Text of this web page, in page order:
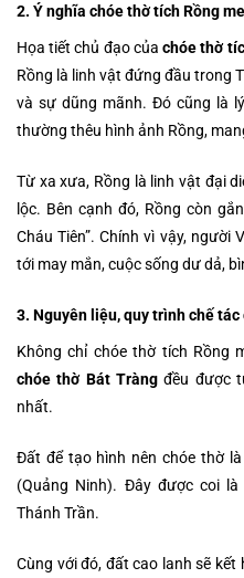
2. Ý nghĩa chóe thờ tích Rồng
Họa tiết chủ đạo củachóe thờ
Rồng là linh vật đứng đầu trong
và sự dũng mãnh. Đó cũng là
thường thêu hình ảnh Rồng,
Từ xa xưa, Rồng là linh vật đại
lộc. Bên cạnh đó, Rồng còn
Cháu Tiên”. Chính vì vậy, người
tới may mắn, cuộc sống dư dả,
3. Nguyên liệu, quy trình chế
Không chỉ chóe thờ tích Rồng
chóe thờ Bát Tràng đều được
nhất.
Đất để tạo hình nên chóe thờ
(Quảng Ninh). Đây được coi
Thánh Trần.
Cùng với đó, đất cao lanh sẽ